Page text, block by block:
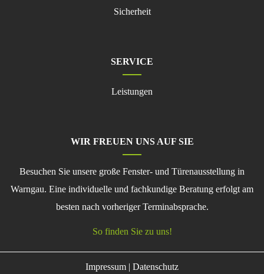
Sicherheit
SERVICE
überspringen
Leistungen
WIR FREUEN UNS AUF SIE
Besuchen Sie unsere große Fenster- und Türenausstellung in
Warngau. Eine individuelle und fachkundige Beratung erfolgt am
besten nach vorheriger Terminabsprache.
So finden Sie zu uns!
Impressum | Datenschutz